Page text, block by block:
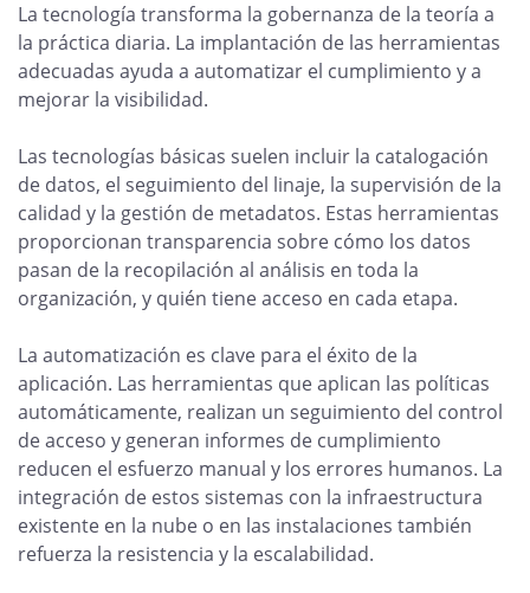
La tecnología transforma la gobernanza de la teoría a
la práctica diaria. La implantación de las herramientas
adecuadas ayuda a automatizar el cumplimiento y a
mejorar la visibilidad.
Las tecnologías básicas suelen incluir la catalogación
de datos, el seguimiento del linaje, la supervisión de la
calidad y la gestión de metadatos. Estas herramientas
proporcionan transparencia sobre cómo los datos
pasan de la recopilación al análisis en toda la
organización, y quién tiene acceso en cada etapa.
La automatización es clave para el éxito de la
aplicación. Las herramientas que aplican las políticas
automáticamente, realizan un seguimiento del control
de acceso y generan informes de cumplimiento
reducen el esfuerzo manual y los errores humanos. La
integración de estos sistemas con la infraestructura
existente en la nube o en las instalaciones también
refuerza la resistencia y la escalabilidad.